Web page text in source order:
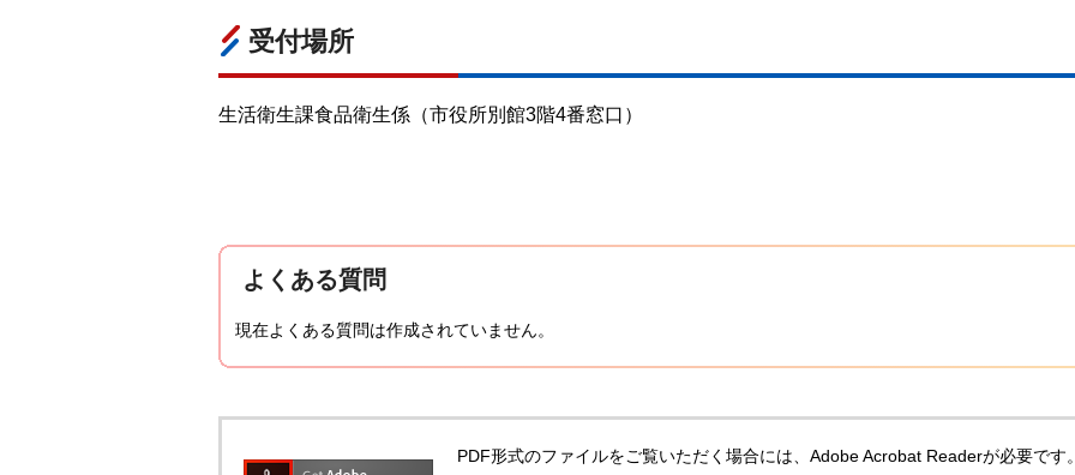
受付場所
生活衛生課食品衛生係（市役所別館3階4番窓口）
よくある質問
現在よくある質問は作成されていません。
PDF形式のファイルをご覧いただく場合には、Adobe Acrobat Readerが必要です